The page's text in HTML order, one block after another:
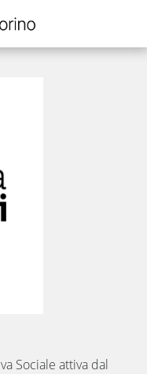
Sociale attiva dal